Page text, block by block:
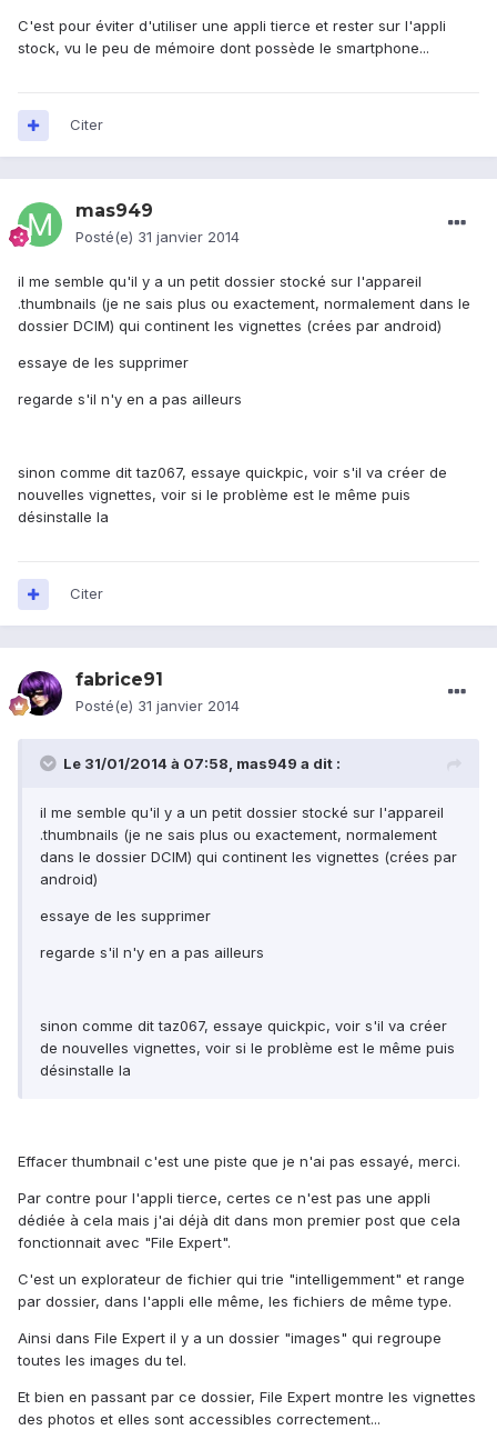
C'est pour éviter d'utiliser une appli tierce et rester sur l'appli
stock, vu le peu de mémoire dont possède le smartphone...
Citer
mas949
Posté(e) 31 janvier 2014
il me semble qu'il y a un petit dossier stocké sur l'appareil
.thumbnails (je ne sais plus ou exactement, normalement dans le
dossier DCIM) qui continent les vignettes (crées par android)
essaye de les supprimer
regarde s'il n'y en a pas ailleurs
sinon comme dit taz067, essaye quickpic, voir s'il va créer de
nouvelles vignettes, voir si le problème est le même puis
désinstalle la
Citer
fabrice91
Posté(e) 31 janvier 2014
Le 31/01/2014 à 07:58, mas949 a dit :
il me semble qu'il y a un petit dossier stocké sur l'appareil
.thumbnails (je ne sais plus ou exactement, normalement
dans le dossier DCIM) qui continent les vignettes (crées par
android)
essaye de les supprimer
regarde s'il n'y en a pas ailleurs
sinon comme dit taz067, essaye quickpic, voir s'il va créer
de nouvelles vignettes, voir si le problème est le même puis
désinstalle la
Effacer thumbnail c'est une piste que je n'ai pas essayé, merci.
Par contre pour l'appli tierce, certes ce n'est pas une appli
dédiée à cela mais j'ai déjà dit dans mon premier post que cela
fonctionnait avec "File Expert".
C'est un explorateur de fichier qui trie "intelligemment" et range
par dossier, dans l'appli elle même, les fichiers de même type.
Ainsi dans File Expert il y a un dossier "images" qui regroupe
toutes les images du tel.
Et bien en passant par ce dossier, File Expert montre les vignettes
des photos et elles sont accessibles correctement...